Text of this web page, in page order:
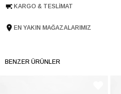
Tema Logomania
KARGO & TESLIMAT
EN YAKIN MAĞAZALARIMIZ
BENZER ÜRÜNLER